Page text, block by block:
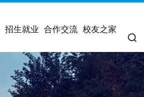
招生就业 合作交流 校友之家